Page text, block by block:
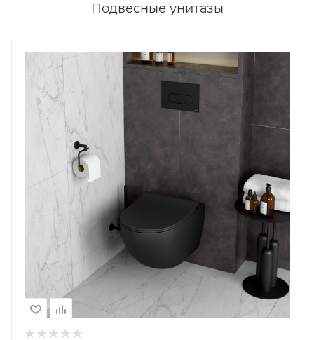
Подвесные унитазы